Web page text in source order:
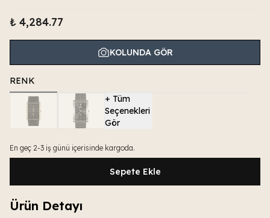
₺ 4,284.77
KOLUNDA GÖR
RENK
+ Tüm
Seçenekleri
Gör
En geç 2-3 iş günü içerisinde kargoda.
Sepete Ekle
Ürün Detayı